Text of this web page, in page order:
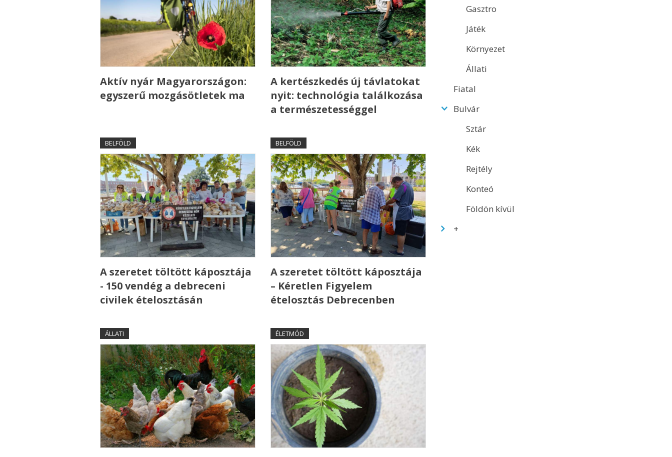
Aktív nyár Magyarországon:
egyszerű mozgásötletek ma
A kertészkedés új távlatokat
nyit: technológia találkozása
a természetességgel
BELFÖLD
A szeretet töltött káposztája
- 150 vendég a debreceni
civilek ételosztásán
BELFÖLD
A szeretet töltött káposztája
– Kéretlen Figyelem
ételosztás Debrecenben
ÁLLATI ÉLETMÓD
Gasztro
Játék
Környezet
Állati
Fiatal
Bulvár
Sztár
Kék
Rejtély
Konteó
Földön kívül
+